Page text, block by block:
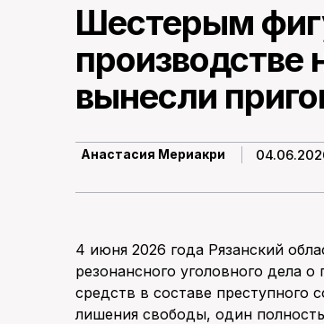
Шестерым
производстве
вынесли
Анастасия Мериакри
4 июня 2026 года Рязанский
резонансного уголовного дела
средств в составе преступного
лишения свободы, один